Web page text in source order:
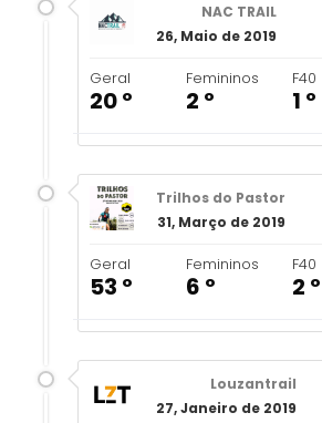
NAC TRAIL
26, Maio de 2019
Geral
20 º
Femininos
2 º
F40
1 º
Trilhos do Pastor
31, Março de 2019
Geral
53 º
Femininos
6 º
F40
2 º
Louzantrail
27, Janeiro de 2019